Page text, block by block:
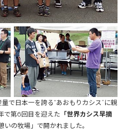
で日本一を誇る“あおもりカシス”に親
で第6回目を迎えた 「世界カシス早摘
いの牧場」で開かれました。